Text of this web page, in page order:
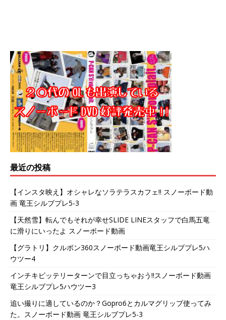
最近の投稿
【インスタ映え】オシャレなソラテラスカフェ!! スノーボード動
画 竜王シルブプレ5-3
【天然雪】転んでもそれが幸せSLIDE LINEスタッフで白馬五竜
に滑りにいったよ スノーボード動画
【グラトリ】クルポン360スノーボード動画竜王シルブプレ5ハ
ウツー4
インチキビッテリーターンで目立っちゃおう!!スノーボード動画
竜王シルブプレ5ハウツー3
追い撮りに適しているのか？Gopro6とカルマグリップ使ってみ
た。スノーボード動画 竜王シルブプレ5-3